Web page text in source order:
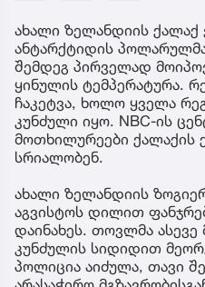
ახალი ზელანდიის ქალაქ
ანტარქტიდის
შემდეგ პირველად
ყინულის ტემპერატურა.
ჩაკეტვა, ხოლო ყველა
კუნძული იყო. NBC-ის
მოთხილურეები ქალაქის
სრიალობენ.
ახალი ზელანდიის
აგვისტოს დილით
დაინახეს. თოვლმა ასევე
კუნძულის სიდიდით
პოლიცია აიძულა, თავი